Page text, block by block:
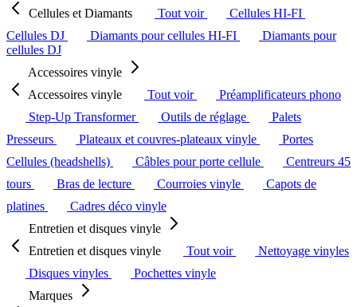
Cellules et Diamants
Tout voir
Cellules HI-FI
Cellules DJ
Diamants pour cellules HI-FI
Diamants pour
cellules DJ
Accessoires vinyle
Accessoires vinyle
Tout voir
Préamplificateurs phono
Step-Up Transformer
Outils de réglage
Palets
Presseurs
Plateaux et couvres-plateaux vinyle
Portes
Cellules (headshells)
Câbles pour porte cellule
Centreurs 45
tours
Bras de lecture Courroies vinyle
Capots de
platines
Cadres déco vinyle
Entretien et disques vinyle
Entretien et disques vinyle
Tout voir
Nettoyage vinyles
Disques vinyles
Pochettes vinyle
Marques